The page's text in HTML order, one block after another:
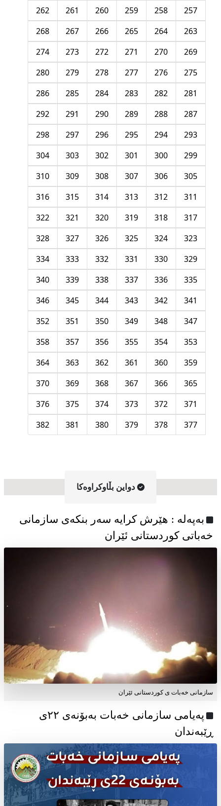
257
258
259
260
261
262
263
264
265
266
267
268
269
270
271
272
273
274
275
276
277
278
279
280
281
282
283
284
285
286
287
288
289
290
291
292
293
294
295
296
297
298
299
300
301
302
303
304
305
306
307
308
309
310
311
312
313
314
315
316
317
318
319
320
321
322
323
324
325
326
327
328
329
330
331
332
333
334
335
336
337
338
339
340
341
342
343
344
345
346
347
348
349
350
351
352
353
354
355
356
357
358
359
360
361
362
363
364
365
366
367
368
369
370
371
372
373
374
375
376
377
378
379
380
381
382
دواین بڵاوکراوه‌کا
به‌په‌له‌ : هێرش کرایە سەر بنکەی سازمانی
خەباتی کوردستانی ئێران
سازمانی خەبات ی کوردستانی ئێران
پەیامی سازمانی خەبات بەبۆنەی ۲۲ی
ڕێبەندان